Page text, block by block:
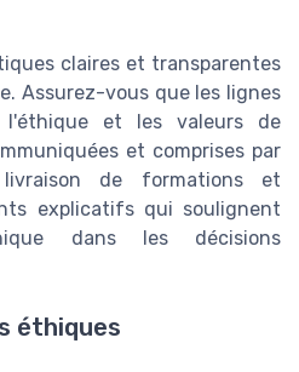
claires et transparentes
Assurez-vous que les lignes
l'éthique et les valeurs de
et comprises par
de formations et
explicatifs qui soulignent
dans les décisions
éthiques